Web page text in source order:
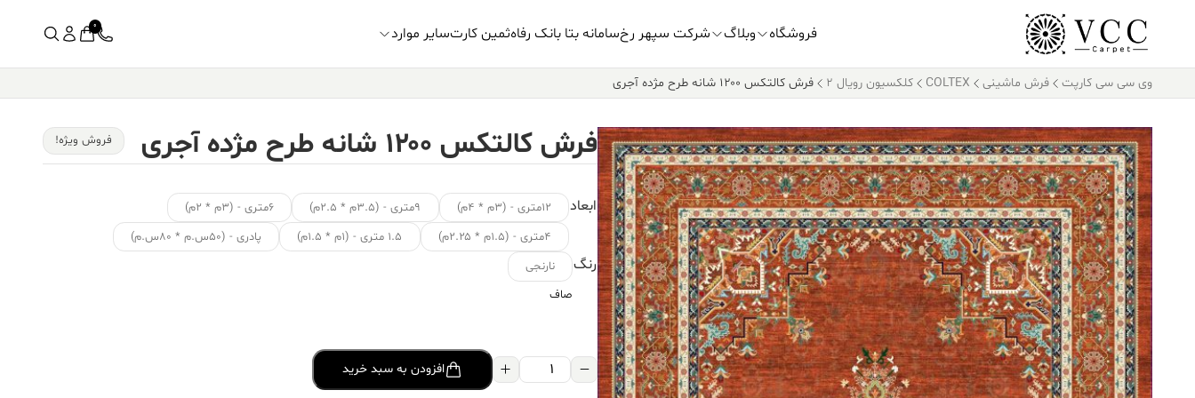
فروشگاه وبلاگ شرکت سپهر رخسامانه بتا بانک رفاهثمین کارتسایر موارد 0
وی سی سی کارپت فرش ماشینی COLTEX کلکسیون رویال 2 فرش کالتکس ۱۲۰۰ شانه طرح مژده آجری
فرش کالتکس ۱۲۰۰ شانه طرح مژده آجری فروش ویژه!
ابعاد ۱۲متری - (۳م * ۴م) ۹متری - (۳.۵م * ۲.۵م)
۶متری - (۳م * ۲م)
۴متری - (۱.۵م * ۲.۲۵م)
۱.۵ متری - (۱م * ۱.۵م) پادری - (۵۰س.م * ۸۰س.م)
رنگ
نارنجی
صاف
فرش
افزودن به سبد خرید